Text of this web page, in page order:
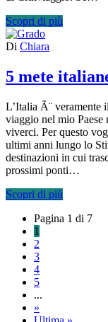
Scopri di più
Di Chiara
5 mete
L’Italia Ã¨ veramente
viaggio nel mio Paese
viverci. Per questo
ultimi anni lungo lo
destinazioni in cui
prossimi ponti…
Scopri di più
Pagina 1 di 7
1
2
3
4
5
...
»